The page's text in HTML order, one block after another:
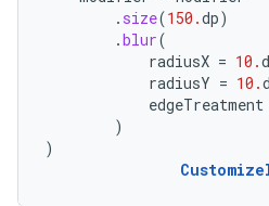
. size(150.dp)
.blur(
radiusX = 10.
radiusY = 10.
edgeTreatment
)
)